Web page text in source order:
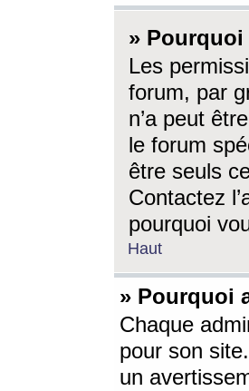
»
Les
forum, par
n’a peut
le forum
être seuls
Contactez
pourquoi
Haut
» Pourquoi
Chaque
pour son
un